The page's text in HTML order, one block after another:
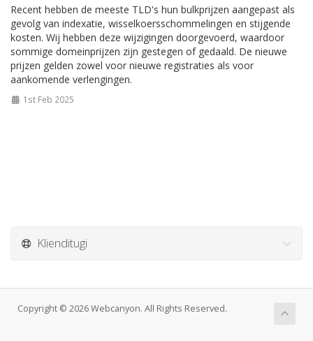
Recent hebben de meeste TLD's hun bulkprijzen aangepast als
gevolg van indexatie, wisselkoersschommelingen en stijgende
kosten. Wij hebben deze wijzigingen doorgevoerd, waardoor
sommige domeinprijzen zijn gestegen of gedaald. De nieuwe
prijzen gelden zowel voor nieuwe registraties als voor
aankomende verlengingen.
1st Feb 2025
Klienditugi
Copyright © 2026 Webcanyon. All Rights Reserved.